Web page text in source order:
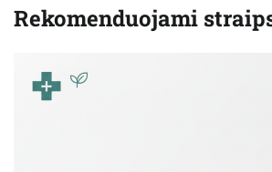
Rekomenduojami